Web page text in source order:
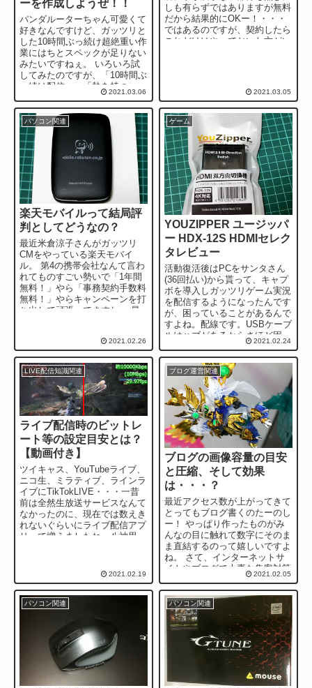
ーを作成しようぜ！！
パンダルーターちゃん可愛くて
好きなんですけど、ガッツリと
した10時間ぶっ続け超絶重い作
業にはちとスペックが足りない
みたいですねぇ。 いろいろ試
してみたのですが、「10時間ぶ
っ続け配信」→「熱を持つ」
→「一定熱量を超えていると充
電されない」の...
2021.03.06
しも有らずではありますが無料
だから結果的にOKー！・・・
ではあるのですが、契約したら
これだけはやっておいた方がい
2021.03.05
パソコン関連
楽天モバイルって結局評
判としてどうなの？
最近米倉涼子さんがガッツリ
CMをやっている楽天モバイ
ル。 第4の携帯会社なんて言わ
れてものすごい勢いで「1年間
無料！」やら「事務契約手数料
無料！」やらキャンペーンを打
ち出して頑張ってますね。 最
2021.02.26
ゲーム
YOUZIPPER ユージッパ
ー HDX-12S HDMIセレク
タレビュー
活動復活後はPCをサンタさん
(36回払い)から貰って、キャプ
ボを導入しガッツリゲーム実況
を配信するようになったんです
が、困っていることがあるんで
すよね。配線です。USBケーブ
ルはハブがあるからさほど困っ
てないのですが、何がだるいっ
てHDMI...
2021.02.24
LIVE配信知識関連
ライブ配信時のビットレ
ート等の設定目安とは？
【動画付き】
ツイキャス、YouTubeライブ、
ニコ生、ミラティブ、ラインラ
イブにTikTokLIVE・・・一昔
前は全然生放送サービスなんて
なかったのに、現在では数えき
れないぐらいにライブ配信アプ
リって増えましたね。八神思っ
2021.02.19
ブログ運営関連
ブログの画像容量の目安
と圧縮、そして効果
は・・・？
最近アクセス数が上がってきて
とってもブログ書くのたーのし
ー！ やっぱり作ったものがみ
んなの目に触れて数字にそのま
ま直結するのって嬉しいですよ
ね。 さて、インターネットサ
イトやブログで大事な集客対策
でよく聞かれるのが「SEO対
策」 S...
2021.02.05
パソコン関連 パソコン関連